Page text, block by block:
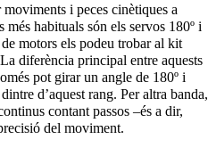
i peces cinètiques a
habituals són els servos 180º i
motors els podeu trobar al kit
diferència principal entre aquests
pot girar un angle de 180º i
d’aquest rang. Per altra banda,
contant passos –és a dir,
del moviment.